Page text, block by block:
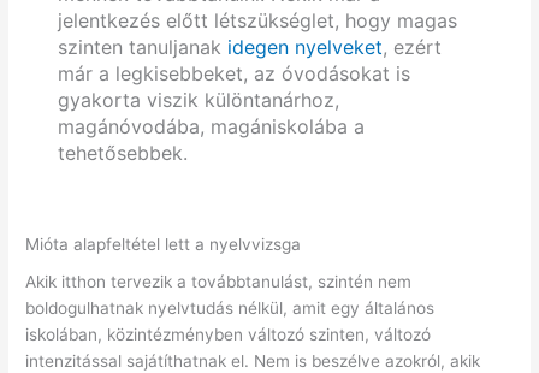
jelentkezés előtt létszükséglet, hogy magas
szinten tanuljanak idegen nyelveket, ezért
már a legkisebbeket, az óvodásokat is
gyakorta viszik különtanárhoz,
magánóvodába, magániskolába a
tehetősebbek.
Mióta alapfeltétel lett a nyelvvizsga
Akik itthon tervezik a továbbtanulást, szintén nem
boldogulhatnak nyelvtudás nélkül, amit egy általános
iskolában, közintézményben változó szinten, változó
intenzitással sajátíthatnak el. Nem is beszélve azokról, akik